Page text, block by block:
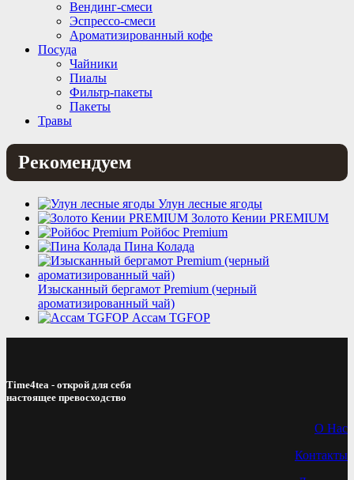
Вендинг-смеси
Эспрессо-смеси
Ароматизированный кофе
Посуда
Чайники
Пиалы
Фильтр-пакеты
Пакеты
Травы
Рекомендуем
Улун лесные ягоды
Золото Кении PREMIUM
Ройбос Premium
Пина Колада
Изысканный бергамот Premium (черный
ароматизированный чай)
Ассам TGFOP
Time4tea - открой для себя
настоящее превосходство
О Нас
Контакты